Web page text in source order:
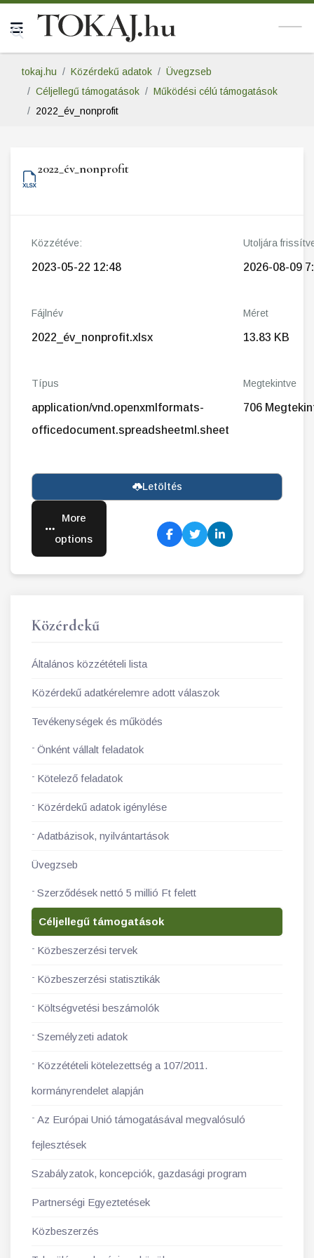
tokaj.hu Közérdekű adatok
Üvegzseb
Céljellegű támogatások
Működési célú támogatások
2022_év_nonprofit
2022_év_nonprofit
Közzétéve:
2023-05-22 12:48
Utoljára
2026-08-09
Fájlnév
2022_év_nonprofit.xlsx
Méret
13.83 KB
Típus
application/vnd.openxmlformats-
officedocument.spreadsheetml.sheet
Megtekintve
706
Letöltés
More
options
Közérdekű
Általános közzétételi lista
Közérdekű adatkérelemre adott válaszok
Tevékenységek és működés
Önként vállalt feladatok
Kötelező feladatok
Közérdekű adatok igénylése
Adatbázisok, nyilvántartások
Üvegzseb
Szerződések nettó 5 millió Ft felett
Céljellegű támogatások
Közbeszerzési tervek
Közbeszerzési statisztikák
Költségvetési beszámolók
Személyzeti adatok
Közzétételi kötelezettség a 107/2011.
kormányrendelet alapján
Az Európai Unió támogatásával megvalósuló
fejlesztések
Szabályzatok, koncepciók, gazdasági program
Partnerségi Egyeztetések
Közbeszerzés